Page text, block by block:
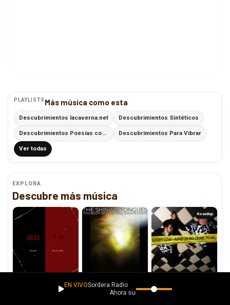
PLAYLISTS Más música como esta
Descubrimientos lacaverna.net Descubrimientos Sintéticos
Descubrimientos Poesías con Ritmo Descubrimientos Para Vibrar
Ver todas
EXPLORA
Descubre más música
música y velocidad en
explora la
impermanencia con
“This Body Of Mine Will
Roundup
Freedom Fry y Kweku
Collins
EN VIVOSordera Radio
Ahora suena